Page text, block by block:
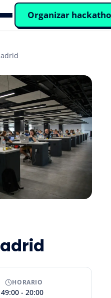
Organizar
HORARIO
9:00 - 20:00